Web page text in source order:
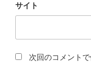
サイト
次回のコメント